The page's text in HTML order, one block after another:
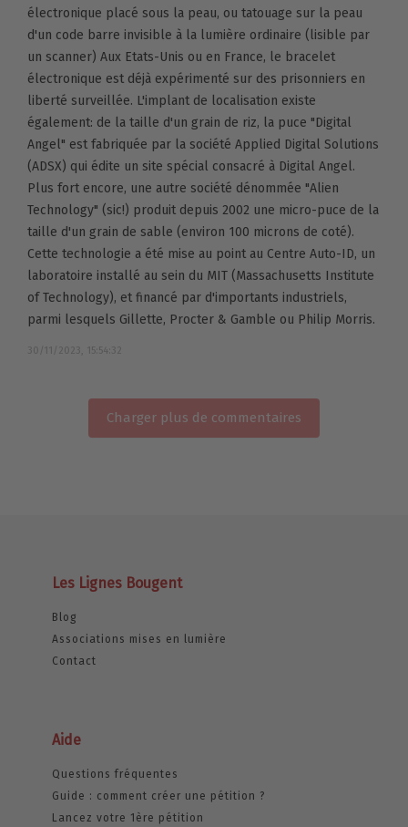
électronique placé sous la peau, ou tatouage sur la peau
d'un code barre invisible à la lumière ordinaire (lisible par
un scanner) Aux Etats-Unis ou en France, le bracelet
électronique est déjà expérimenté sur des prisonniers en
liberté surveillée. L'implant de localisation existe
également: de la taille d'un grain de riz, la puce "Digital
Angel" est fabriquée par la société Applied Digital Solutions
(ADSX) qui édite un site spécial consacré à Digital Angel.
Plus fort encore, une autre société dénommée "Alien
Technology" (sic!) produit depuis 2002 une micro-puce de la
taille d'un grain de sable (environ 100 microns de coté).
Cette technologie a été mise au point au Centre Auto-ID, un
laboratoire installé au sein du MIT (Massachusetts Institute
of Technology), et financé par d'importants industriels,
parmi lesquels Gillette, Procter & Gamble ou Philip Morris.
30/11/2023, 15:54:32
Charger plus de commentaires
Les Lignes Bougent
Blog
Associations mises en lumière
Contact
Aide
Questions fréquentes
Guide : comment créer une pétition ?
Lancez votre 1ère pétition